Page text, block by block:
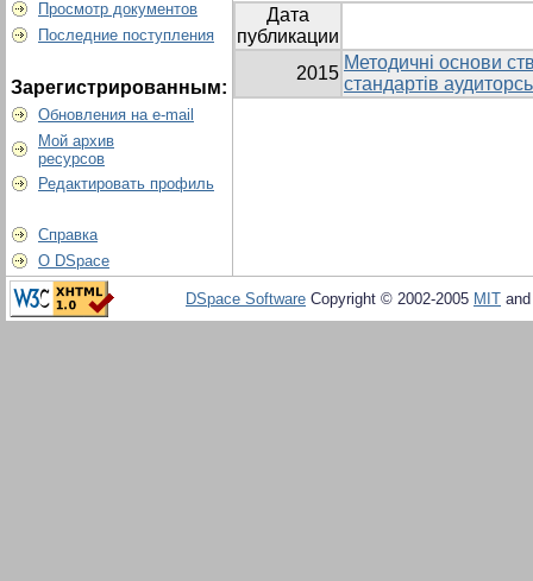
Просмотр документов
Последние поступления
Зарегистрированным:
Обновления на e-mail
Мой архив
ресурсов
Редактировать профиль
Справка
О DSpace
Дата
публикации
2015
Методичні основи
стандартів
DSpace Software Copyright © 2002-2005 MIT